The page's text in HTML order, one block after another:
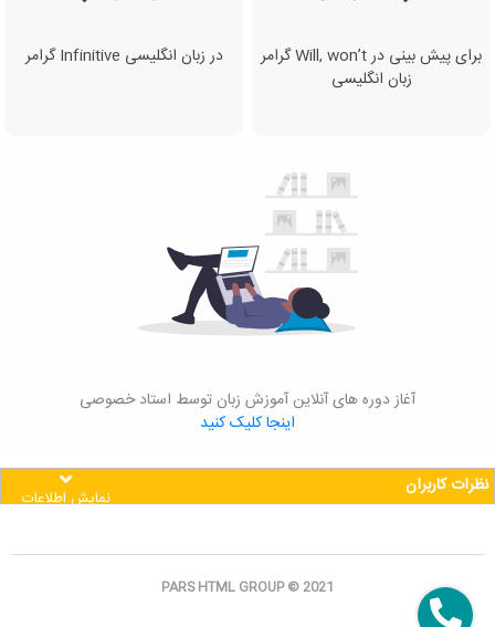
گرامر Will, won’t برای پیش بینی در
زبان انگلیسی
گرامر Infinitive در زبان انگلیسی
آغاز دوره های آنلاین آموزش زبان توسط استاد خصوصی
اینجا کلیک کنید
نظرات کاربران نمایش اطلاعات
PARS HTML GROUP © 2021